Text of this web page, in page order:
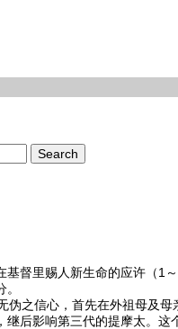
基督里赐人新生命的应许（1
之信心，首先在外祖母及母
，继后影响第三代的提摩太。